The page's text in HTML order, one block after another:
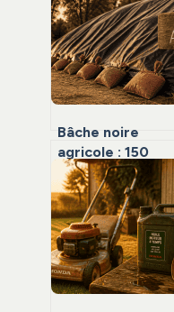
Bâche noire
agricole : 150
microns de
protection pour
garantir 5 ans de
conservation